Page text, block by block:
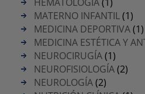
MATERNO INFANTIL(1)
MEDICINA DEPORTIVA(1)
MEDICINA ESTÉTICA Y
NEUROCIRUGÍA(1)
NEUROFISIOLOGÍA(2)
NEUROLOGÍA(2)